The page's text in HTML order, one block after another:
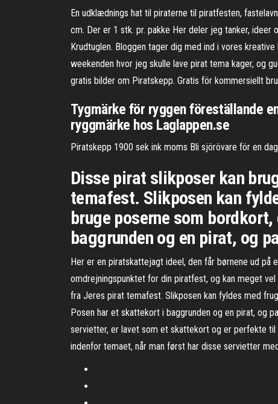
En udklædnings hat til piraterne til piratfesten,
cm. Der er 1 stk. pr. pakke Her deler jeg tanker,
Krudtuglen. Bloggen tager dig med ind i vores
weekenden hvor jeg skulle lave pirat tema kager, og
gratis bilder om Piratskepp. Gratis för kommersiellt
Tygmärke för ryggen föreställande
ryggmärke hos Laglappen.se
Piratskepp 1900 sek ink moms Bli sjörövare för en
Disse pirat slikposer kan
temafest. Slikposen kan
bruge poserne som
baggrunden og en pirat, og
Her er en piratskattejagt ideel, den får børnene ud
omdrejningspunktet for din piratfest, og kan meget
fra Jeres pirat temafest. Slikposen kan fyldes med
Posen har et skattekort i baggrunden og en pirat, og
servietter, er lavet som et skattekort og er perfekte
indenfor temaet, når man først har disse servietter